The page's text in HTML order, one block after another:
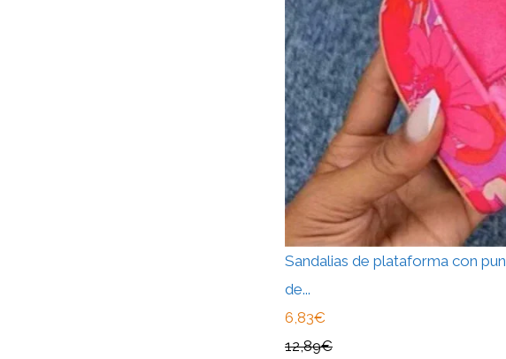
Sandalias de plataforma con
de...
6,83€
12,89€